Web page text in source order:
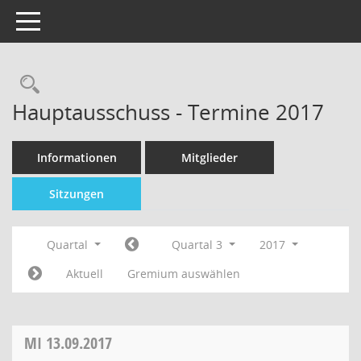
Toggle navigation
Hauptausschuss - Termine 2017
Informationen Mitglieder
Sitzungen
Quartal Quartal 3
2017
Aktuell
Gremium auswählen
MI 13.09.2017